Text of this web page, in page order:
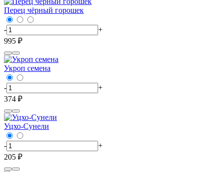
Перец чёрный горошек
-
+
995 ₽
Укроп семена
-
+
374 ₽
Уцхо-Сунели
-
+
205 ₽